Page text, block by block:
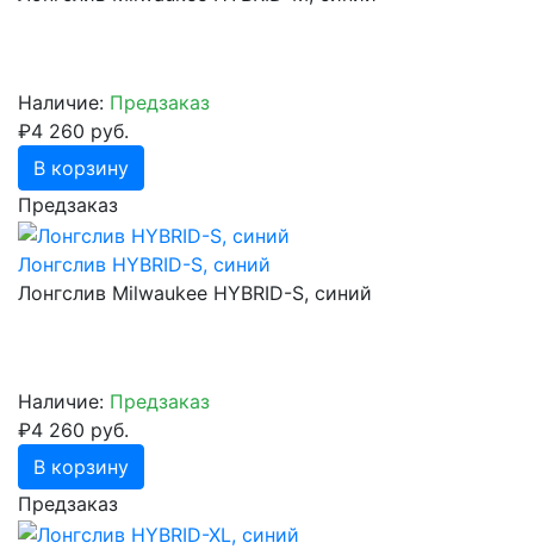
Наличие: Предзаказ
₽4 260 руб.
В корзину
Предзаказ
Лонгслив HYBRID-S, синий
Лонгслив Milwaukee HYBRID-S, синий
Наличие: Предзаказ
₽4 260 руб.
В корзину
Предзаказ